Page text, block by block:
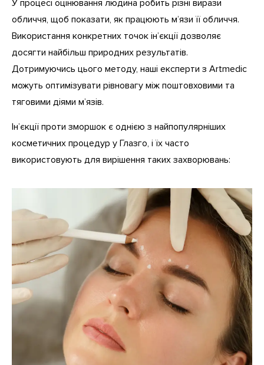
У процесі оцінювання людина робить різні вирази
обличчя, щоб показати, як працюють м’язи її обличчя.
Використання конкретних точок ін’єкції дозволяє
досягти найбільш природних результатів.
Дотримуючись цього методу, наші експерти з Artmedic
можуть оптимізувати рівновагу між поштовховими та
тяговими діями м’язів.
Ін’єкції проти зморшок є однією з найпопулярніших
косметичних процедур у Глазго, і їх часто
використовують для вирішення таких захворювань: